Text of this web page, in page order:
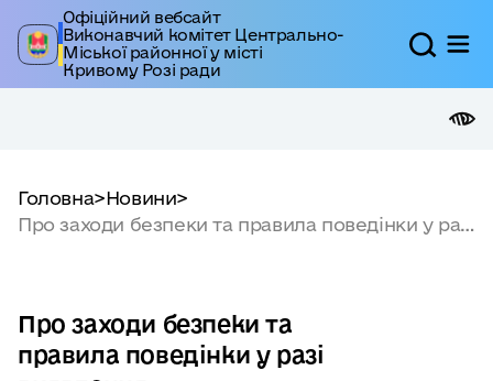
Офіційний вебсайт
Виконавчий комітет Центрально-
Міської районної у місті
Кривому Розі ради
Головна>Новини>
Про заходи безпеки та правила поведінки у разі
Про заходи безпеки та
правила поведінки у разі